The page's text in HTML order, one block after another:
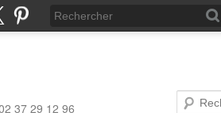
37 29 12 96